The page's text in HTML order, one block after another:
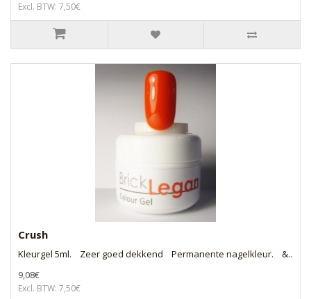
Excl. BTW: 7,50€
Crush
Kleurgel 5ml. Zeer goed dekkend Permanente nagelkleur. &..
9,08€
Excl. BTW: 7,50€